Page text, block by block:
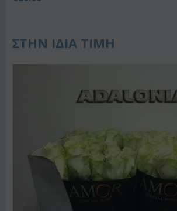
ΣΤΗΝ ΙΔΙΑ ΤΙΜΗ